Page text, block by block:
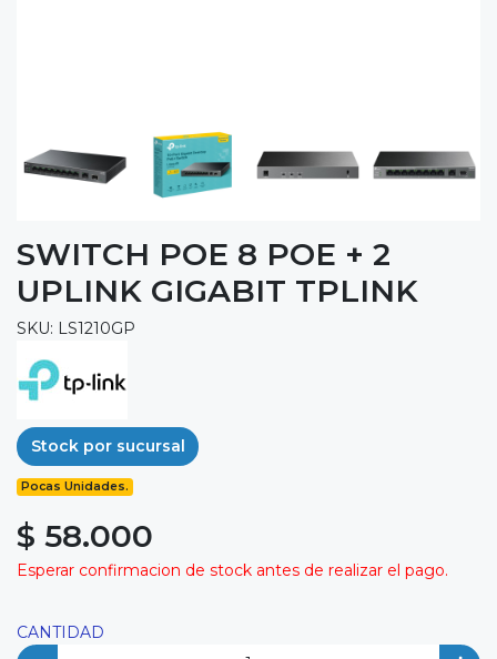
SWITCH POE 8 POE + 2
UPLINK GIGABIT TPLINK
SKU: LS1210GP
Stock por sucursal
Pocas Unidades.
$ 58.000
Esperar confirmacion de stock antes de realizar el pago.
CANTIDAD